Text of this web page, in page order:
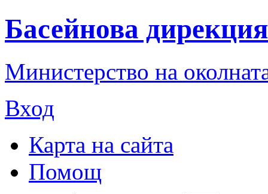
Басейнова
Министерство на
Вход
Карта на сайта
Помощ